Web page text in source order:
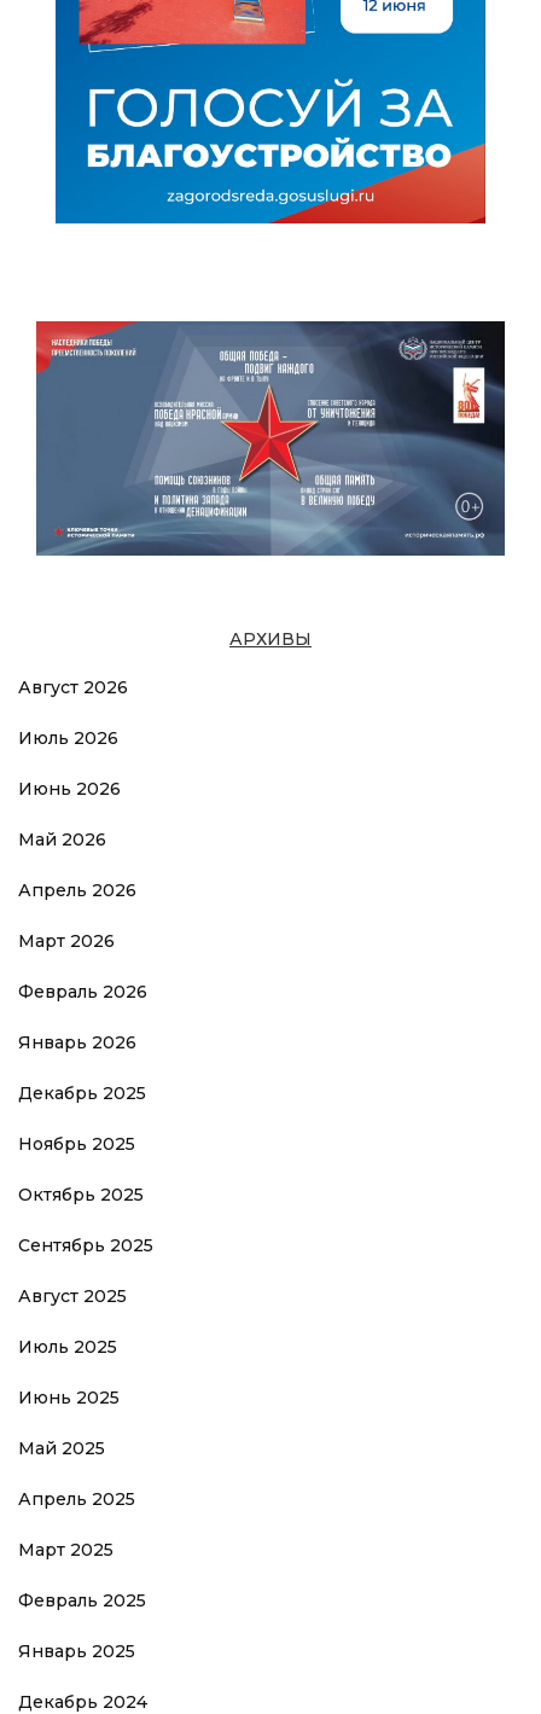
АРХИВЫ
Август 2026
Июль 2026
Июнь 2026
Май 2026
Апрель 2026
Март 2026
Февраль 2026
Январь 2026
Декабрь 2025
Ноябрь 2025
Октябрь 2025
Сентябрь 2025
Август 2025
Июль 2025
Июнь 2025
Май 2025
Апрель 2025
Март 2025
Февраль 2025
Январь 2025
Декабрь 2024